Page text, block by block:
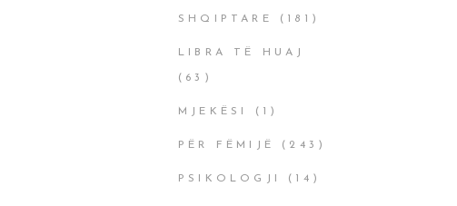
SHQIPTARE (181)
LIBRA TË HUAJ
(63)
MJEKËSI (1)
PËR FËMIJË (243)
PSIKOLOGJI (14)